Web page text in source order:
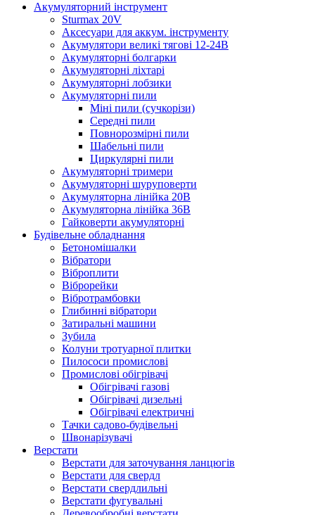
Акумуляторний інструмент
Sturmax 20V
Аксесуари для аккум. інструменту
Акумулятори великі тягові 12-24В
Акумуляторні болгарки
Акумуляторні ліхтарі
Акумуляторні лобзики
Акумуляторні пили
Міні пили (сучкорізи)
Середні пили
Повнорозмірні пили
Шабельні пили
Циркулярні пили
Акумуляторні тримери
Акумуляторні шуруповерти
Акумуляторна лінійка 20В
Акумуляторна лінійка 36В
Гайковерти акумуляторні
Будівельне обладнання
Бетономішалки
Вібратори
Віброплити
Віброрейки
Вібротрамбовки
Глибинні вібратори
Затиральні машини
Зубила
Колуни тротуарної плитки
Пилососи промислові
Промислові обігрівачі
Обігрівачі газові
Обігрівачі дизельні
Обігрівачі електричні
Тачки садово-будівельні
Швонарізувачі
Верстати
Верстати для заточування ланцюгів
Верстати для свердл
Верстати свердлильні
Верстати фугувальні